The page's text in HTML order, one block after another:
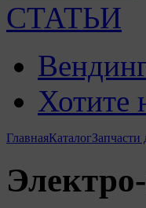
СТАТЬИ
Хотите
ГлавнаяКаталогЗапчасти